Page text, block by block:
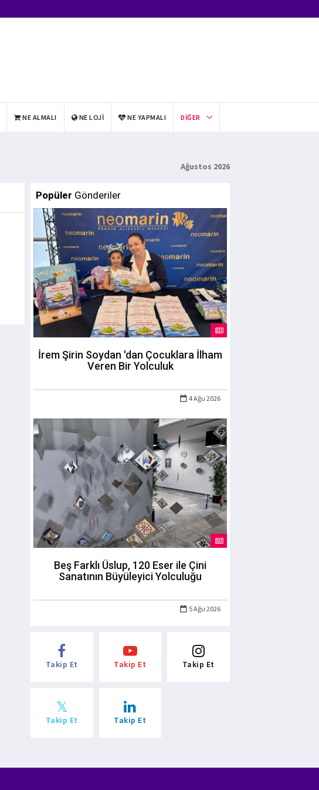
NE ALMALI NE LOJI NE YAPMALI DIĞER
Ağustos 2026
Popüler Gönderiler
İrem Şirin Soydan 'dan Çocuklara İlham
Veren Bir Yolculuk
4 Ağu 2026
Beş Farklı Üslup, 120 Eser ile Çini
Sanatının Büyüleyici Yolculuğu
5 Ağu 2026
Takip Et Takip Et Takip Et
Takip Et Takip Et